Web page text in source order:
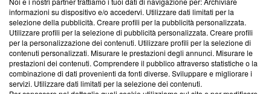
Corporate
Redazione
Informativa Privacy
Cookie Policy
Blasting SA, IDI CHE-247.845.224, Via Carlo Frasca, 3 - 6900
informazioni su dispositivo e/o accedervi. Utilizzare dati limitati per la
selezione della pubblicità. Creare profili per la pubblicità personalizzata.
Utilizzare profili per la selezione di pubblicità personalizzata. Creare profili
per la personalizzazione dei contenuti. Utilizzare profili per la selezione di
contenuti personalizzati. Misurare le prestazioni degli annunci. Misurare le
prestazioni dei contenuti. Comprendere il pubblico attraverso statistiche o la
combinazione di dati provenienti da fonti diverse. Sviluppare e migliorare i
servizi. Utilizzare dati limitati per la selezione dei contenuti.